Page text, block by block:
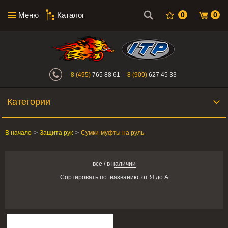
Меню Каталог 0 0
Интернет-магазин "Поросенок".
8 (495) 765 88 61 8 (909) 627 45 33
Категории
В начало > Защита рук > Сумки-муфты на руль
все /в наличии
Сортировать по: названию: от Я до А